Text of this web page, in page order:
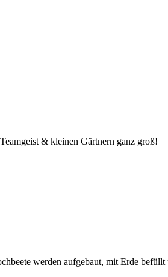
& kleinen Gärtnern ganz groß!
werden aufgebaut, mit Erde